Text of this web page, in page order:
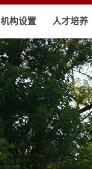
机构设置 人才培养